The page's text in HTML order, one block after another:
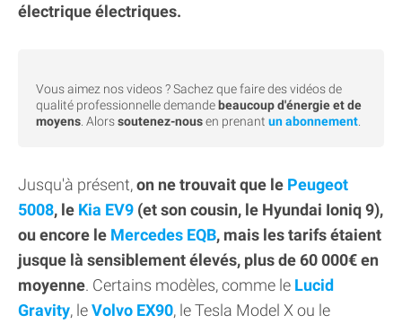
électrique électriques.
Vous aimez nos videos ? Sachez que faire des vidéos de
qualité professionnelle demande beaucoup d'énergie et de
moyens . Alorssoutenez-nousen prenant un abonnement
Jusqu'à présent,on ne trouvait que le Peugeot
5008, le Kia EV9 (et son cousin, le Hyundai Ioniq 9),
ou encore le Mercedes EQB, mais les tarifs étaient
jusque là sensiblement élevés, plus de 60 000€ en
moyenne. Certains modèles, comme le Lucid
Gravity, leVolvo EX90, le Tesla Model X ou le